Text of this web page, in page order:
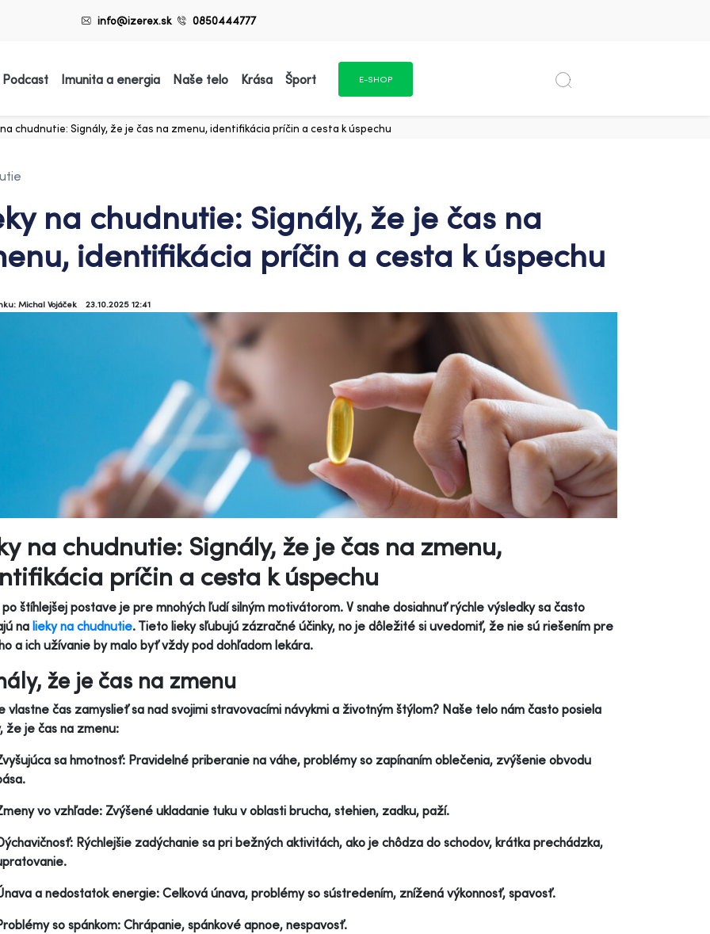
info@izerex.sk 0850444777
Imunita a energia Naše telo Krása Šport E-SHOP
chudnutie: Signály, že je čas na zmenu, identifikácia príčin a cesta k úspechu
na chudnutie: Signály, že je čas na
identifikácia príčin a cesta k úspechu
Michal Vojáček 23.10.2025 12:41
na chudnutie: Signály, že je čas na zmenu,
príčin a cesta k úspechu
štíhlejšej postave je pre mnohých ľudí silným motivátorom. V snahe dosiahnuť rýchle výsledky sa často
nalieky na chudnutie. Tieto lieky sľubujú zázračné účinky, no je dôležité si uvedomiť, že nie sú riešením pre
a ich užívanie by malo byť vždy pod dohľadom lekára.
že je čas na zmenu
vlastne čas zamyslieť sa nad svojimi stravovacími návykmi a životným štýlom? Naše telo nám často posiela
že je čas na zmenu:
sa hmotnosť: Pravidelné priberanie na váhe, problémy so zapínaním oblečenia, zvýšenie obvodu
vo vzhľade: Zvýšené ukladanie tuku v oblasti brucha, stehien, zadku, paží.
Rýchlejšie zadýchanie sa pri bežných aktivitách, ako je chôdza do schodov, krátka prechádzka,
a nedostatok energie: Celková únava, problémy so sústredením, znížená výkonnosť, spavosť.
so spánkom: Chrápanie, spánkové apnoe, nespavosť.